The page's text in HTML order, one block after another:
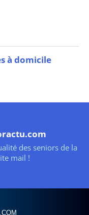
à domicile
des seniors de la
mail !